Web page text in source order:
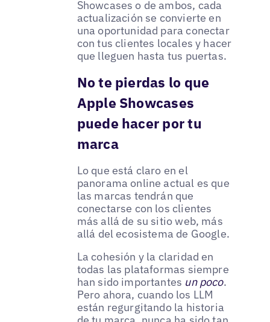
Showcases o de ambos, cada
actualización se convierte en
una oportunidad para conectar
con tus clientes locales y hacer
que lleguen hasta tus puertas.
No te pierdas lo que
Apple Showcases
puede hacer por tu
marca
Lo que está claro en el
panorama online actual es que
las marcas tendrán que
conectarse con los clientes
más allá de su sitio web, más
allá del ecosistema de Google.
La cohesión y la claridad en
todas las plataformas siempre
han sido importantes un poco.
Pero ahora, cuando los LLM
están regurgitando la historia